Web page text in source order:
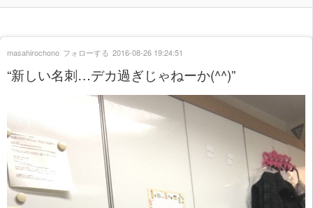
“新しい名刺…デカ過ぎじゃねーか(^^)”
masahirochono フォローする 2016-08-26 19:24:51